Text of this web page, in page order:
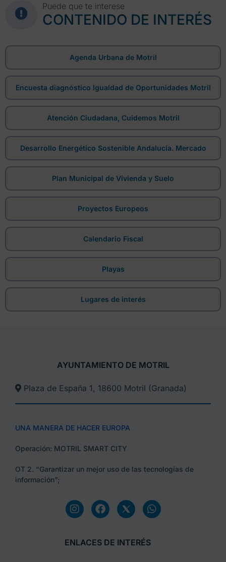
Puede que te interese
CONTENIDO DE INTERÉS
Agenda Urbana de Motril
Encuesta diagnóstico Igualdad de Oportunidades Motril
Atención Ciudadana, Cuidemos Motril
Desarrollo Energético Sostenible Andalucía. Mercado
Plan Municipal de Vivienda y Suelo
Proyectos Europeos
Calendario Fiscal
Playas
Lugares de interés
AYUNTAMIENTO DE MOTRIL
Plaza de España 1, 18600 Motril (Granada)​
UNA MANERA DE HACER EUROPA
Operación: MOTRIL SMART CITY
OT 2. “Garantizar un mejor uso de las tecnologías de
información”;
ENLACES DE INTERÉS